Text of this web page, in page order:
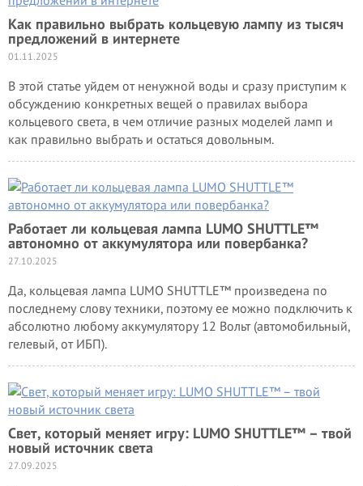
Как правильно выбрать кольцевую лампу из тысяч
предложений в интернете
01.11.2025
В этой статье уйдем от ненужной воды и сразу приступим к
обсуждению конкретных вещей о правилах выбора
кольцевого света, в чем отличие разных моделей ламп и
как правильно выбрать и остаться довольным.
Работает ли кольцевая лампа LUMO SHUTTLE™
автономно от аккумулятора или повербанка?
27.10.2025
Да, кольцевая лампа LUMO SHUTTLE™ произведена по
последнему слову техники, поэтому ее можно подключить к
абсолютно любому аккумулятору 12 Вольт (автомобильный,
гелевый, от ИБП).
Свет, который меняет игру: LUMO SHUTTLE™ – твой
новый источник света
27.09.2025